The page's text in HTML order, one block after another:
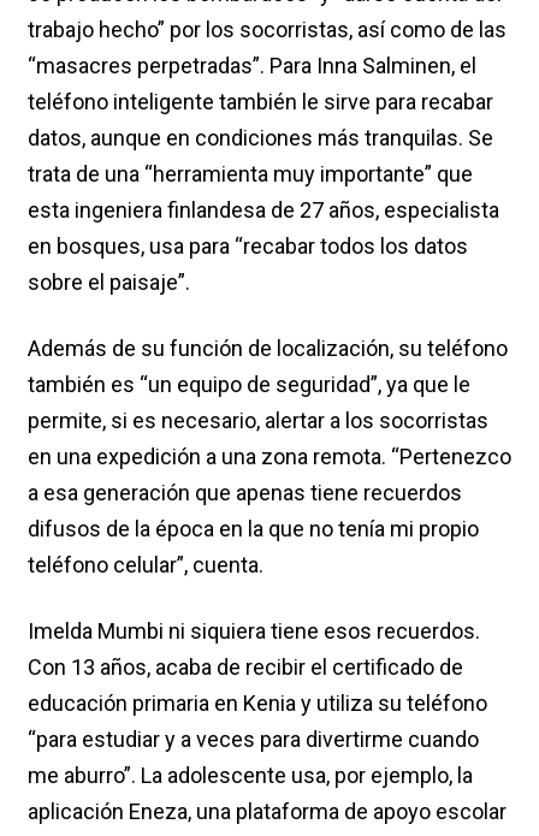
trabajo hecho” por los socorristas, así como de las
“masacres perpetradas”. Para Inna Salminen, el
teléfono inteligente también le sirve para recabar
datos, aunque en condiciones más tranquilas. Se
trata de una “herramienta muy importante” que
esta ingeniera finlandesa de 27 años, especialista
en bosques, usa para “recabar todos los datos
sobre el paisaje”.
Además de su función de localización, su teléfono
también es “un equipo de seguridad”, ya que le
permite, si es necesario, alertar a los socorristas
en una expedición a una zona remota. “Pertenezco
a esa generación que apenas tiene recuerdos
difusos de la época en la que no tenía mi propio
teléfono celular”, cuenta.
Imelda Mumbi ni siquiera tiene esos recuerdos.
Con 13 años, acaba de recibir el certificado de
educación primaria en Kenia y utiliza su teléfono
“para estudiar y a veces para divertirme cuando
me aburro”. La adolescente usa, por ejemplo, la
aplicación Eneza, una plataforma de apoyo escolar